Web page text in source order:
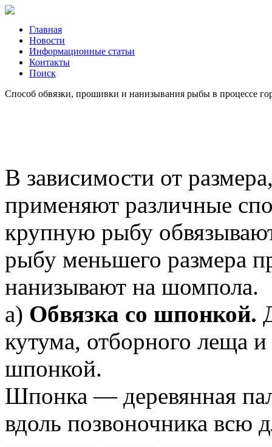
Главная
Новости
Информационные статьи
Контакты
Поиск
Способ обвязки, прошивки и нанизывания рыбы в процессе
В зависимости от
применяют различные
крупную рыбу
рыбу меньшего размера
нанизывают на шомпола.
а) Обвязка со шпонкой.
кутума, отборного леща
шпонкой.
Шпонка — деревянная
вдоль позвоночника